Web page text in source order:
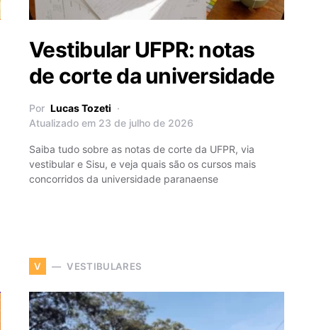
Vestibular UFPR: notas
de corte da universidade
Por Lucas Tozeti
Atualizado em 23 de julho de 2026
Saiba tudo sobre as notas de corte da UFPR, via
vestibular e Sisu, e veja quais são os cursos mais
concorridos da universidade paranaense
V VESTIBULARES